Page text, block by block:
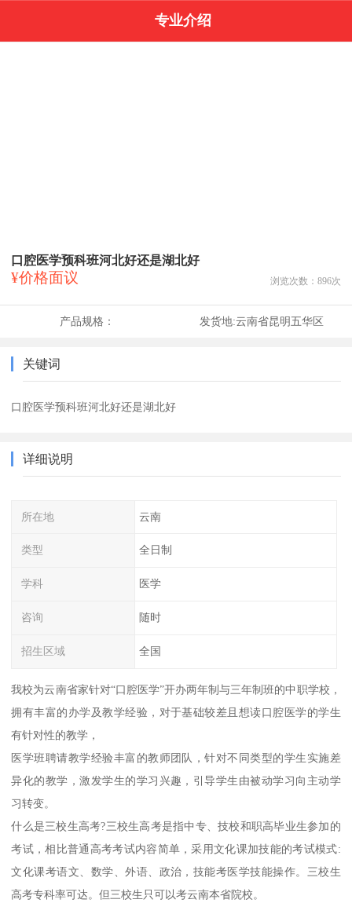
专业介绍
口腔医学预科班河北好还是湖北好
¥价格面议 浏览次数： 896次
产品规格： 发货地:云南省昆明五华区
关键词
口腔医学预科班河北好还是湖北好
详细说明
所在地 云南
类型 全日制
学科 医学
咨询 随时
招生区域 全国
我校为云南省家针对“口腔医学”开办两年制与三年制班的中职学校，
拥有丰富的办学及教学经验，对于基础较差且想读口腔医学的学生
有针对性的教学，
医学班聘请教学经验丰富的教师团队，针对不同类型的学生实施差
异化的教学，激发学生的学习兴趣，引导学生由被动学习向主动学
习转变。
什么是三校生高考?三校生高考是指中专、技校和职高毕业生参加的
考试，相比普通高考考试内容简单，采用文化课加技能的考试模式:
文化课考语文、数学、外语、政治，技能考医学技能操作。三校生
高考专科率可达。但三校生只可以考云南本省院校。